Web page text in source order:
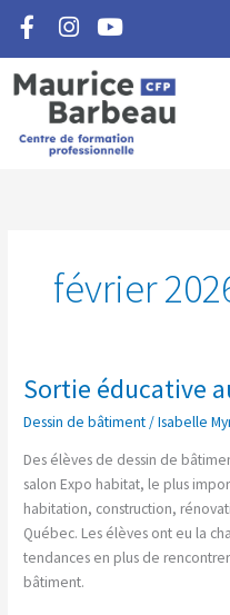
contenu
F
a
c
e
b
o
I
n
s
t
a
g
r
Y
o
u
t
u
b
e
février
Sortie éducative
Dessin de bâtiment/Isabelle
Des élèves de dessin de
salon Expo habitat, le plus
habitation, construction,
Québec. Les élèves ont eu la
tendances en plus de
bâtiment.
Sortie
au
salon
Expo
habitat